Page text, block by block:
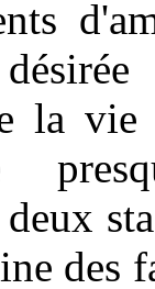
la vie
des